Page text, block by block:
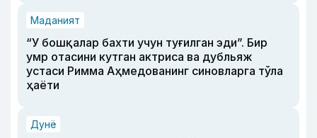
Маданият
“У бошқалар бахти учун туғилган эди”. Бир
умр отасини кутган актриса ва дубльяж
устаси Римма Аҳмедованинг синовларга тўла
ҳаёти
Дунё